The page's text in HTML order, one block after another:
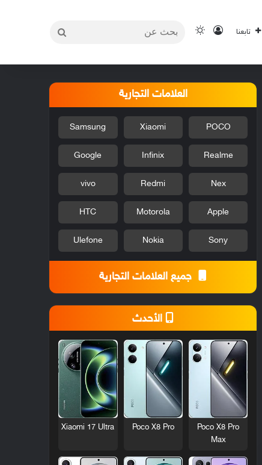
تابعنا تسجيل الدخول
الوضع المظلم
العلامات التجارية
POCO
Xiaomi
Samsung
Realme
Infinix
Google
Nex
Redmi
vivo
Apple
Motorola
HTC
Sony
Nokia
Ulefone
جميع العلامات التجارية
الأحدث
Poco X8 Pro
Max
Poco X8 Pro
Xiaomi 17 Ultra